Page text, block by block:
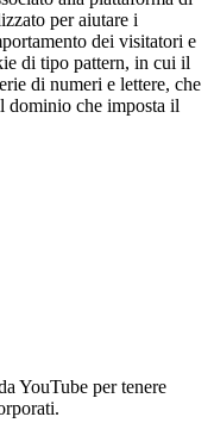
per aiutare i
dei visitatori e
di tipo pattern, in cui il
di numeri e lettere, che
dominio che imposta il
YouTube per tenere